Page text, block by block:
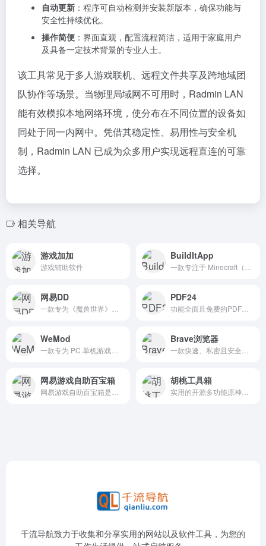
自动更新 ：程序可自动检测并安装新版本，确保功能与
安全性持续优化。
操作简便 ：界面直观，配置流程简洁，适用于家庭用户
及具备一定技术背景的专业人士。
该工具常见于多人游戏联机、远程文件共享及跨地域团
队协作等场景。当物理局域网不可用时，Radmin LAN
能有效模拟本地网络环境，使分布在不同位置的设备如
同处于同一内网中。凭借其稳定性、易用性与安全机
制，Radmin LAN 已成为众多用户实现远程直连的可靠
选择。
相关导航
游戏加加
游戏辅助软件
BuildItApp
网易DD PDF24
WeMod Brave浏览器
网易游戏自助百宝箱 胡桃工具箱
千流导航致力于收集和分享实用的网站以及软件工具，为您的